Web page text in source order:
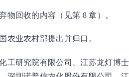
回收的内容（见第 8 章）。
农业农村部提出并归口。
工研究院有限公司、江苏龙灯博